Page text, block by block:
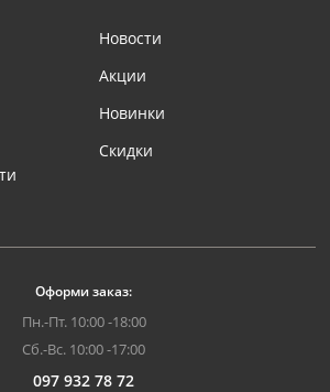
Новости
Акции
Новинки
Скидки
Оформи заказ:
Пн.-Пт. 10:00 -18:00
Сб.-Вс. 10:00 -17:00
097 932 78 72